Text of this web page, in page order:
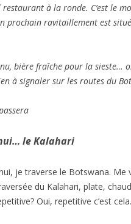
à la ronde. C’est le
prochain ravitaillement est
bière fraîche pour la sieste…
à signaler sur les routes du
le Kalahari
je traverse le Botswana. Me
du Kalahari, plate,
Oui, repetitive c’est cela.